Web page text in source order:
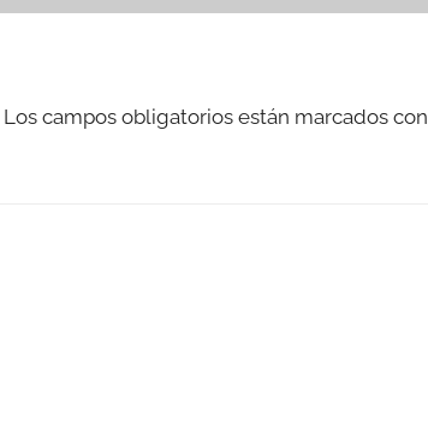
Los campos obligatorios están marcados con